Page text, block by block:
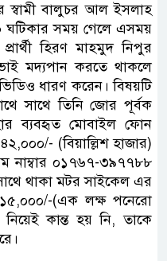
স্বামী বালুচর আল ইসলাহ
ঘটিকার সময় গেলে এসময়
হিরণ মাহমুদ নিপুর
ভাই মদ্যপান করতে থাকলে
ধারণ করেন। বিষয়টি
সাথে তিনি জোর পূর্বক
ব্যবহৃত মোবাইল ফোন
(বিয়াল্লিশ হাজার)
নাম্বার ০১৭৬৭-৩৯৭৭৮৮
থাকা মটর সাইকেল এর
(এক লক্ষ পনেরো
নিয়েই কান্ত হয় নি, তাকে